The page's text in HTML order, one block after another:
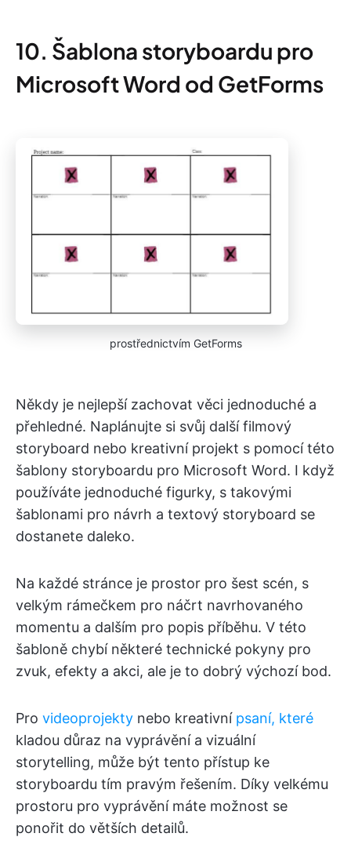
10. Šablona storyboardu pro
Microsoft Word od GetForms
prostřednictvím GetForms
Někdy je nejlepší zachovat věci jednoduché a
přehledné. Naplánujte si svůj další filmový
storyboard nebo kreativní projekt s pomocí této
šablony storyboardu pro Microsoft Word. I když
používáte jednoduché figurky, s takovými
šablonami pro návrh a textový storyboard se
dostanete daleko.
Na každé stránce je prostor pro šest scén, s
velkým rámečkem pro náčrt navrhovaného
momentu a dalším pro popis příběhu. V této
šabloně chybí některé technické pokyny pro
zvuk, efekty a akci, ale je to dobrý výchozí bod.
Pro videoprojekty nebo kreativní psaní, které
kladou důraz na vyprávění a vizuální
storytelling, může být tento přístup ke
storyboardu tím pravým řešením. Díky velkému
prostoru pro vyprávění máte možnost se
ponořit do větších detailů.